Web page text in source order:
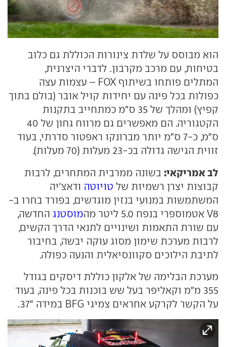
הוא מבוסס על שלדת צינורות הכוללת גם כלוב
בטיחות, עם מרכב מקרבון. לדברי היצרנית,
המתלים פותחו בשיתוף FOX – עצמות עצה
כפולות בכל פינה עם יחידות קויל אובר (בולם בתוך
קפיץ) ומהלך של 35 ס"מ כמתחייב בתקנות
הקטגוריה. הם מאפשרים גם מרווח גחון של 40
ס"מ, כ-7 ס"מ יותר מברונקו ראפטור סדרתי, בעוד
זווית הגישה גדולה בכ-23 מעלות (70 מעלות).
לב אמריקאי: בשונה ממרבית המתחרים, לרבות
קבוצות יצרן רשמיות של טויוטה ודאצ'יה
המשתמשות במנועי בנזין מוגדשים, בפורד בחרו ב-
V8 אטמוספרי בנפח 5.0 ליטר מה
מוסטנג החדשה,
עם שורת התאמות ושינויים לתנאי הדרך הקשים,
לרבות מערכת שימון מסוג עוקה יבשה, בחיבור
לתיבת הילוכים סקוונסיאלית והנעה כפולה.
מערכת הבלימה של אלקון כוללת דיסקים בגודל
355 מ"מ וקאליפר בעל שש בוכנות בכל פינה, בעוד
על הקשר לקרקע אחראים צמיגי BFG במידה "37.